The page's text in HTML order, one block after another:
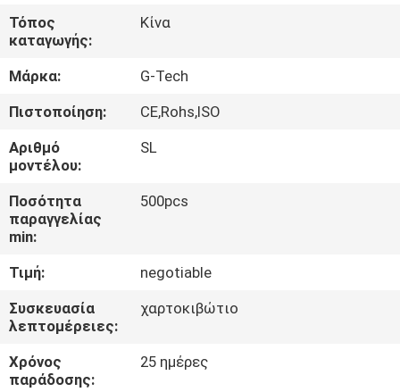
ΕΜΆΣ
ΕΠΙΣΚΕΨΉ
ΕΡΓΟΣΤΑΣΊΟΥ
ΈΛΕΓΧΟΣ
ΠΟΙΌΤΗΤΑΣ
ΜΑΖΊ
ΜΑΣ
ΕΙΔΉΣΕΙΣ
Τόπος
καταγωγής:
Κίνα
Μάρκα:
G-Tech
Πιστοποίηση:
CE,Rohs,ISO
Αριθμό
μοντέλου:
SL
Ποσότητα
παραγγελίας
min:
500pcs
Τιμή:
negotiable
Συσκευασία
λεπτομέρειες:
χαρτοκιβώτιο
Χρόνος
παράδοσης:
25 ημέρες